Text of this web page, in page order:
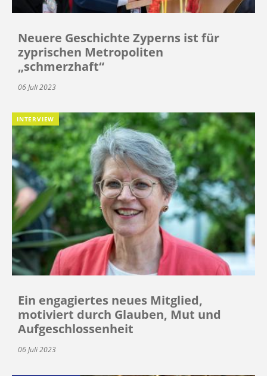
Neuere Geschichte Zyperns ist für
zyprischen Metropoliten
„schmerzhaft“
06 Juli 2023
INTERVIEW
Ein engagiertes neues Mitglied,
motiviert durch Glauben, Mut und
Aufgeschlossenheit
06 Juli 2023